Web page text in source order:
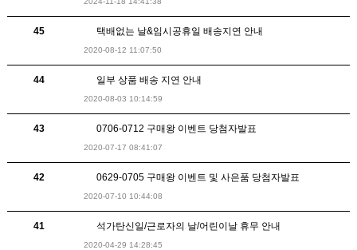
45 택배없는 날&임시공휴일 배송지연 안내
2020-08-12 11:07:50
44 일부 상품 배송 지연 안내
2020-08-03 10:14:59
43 0706-0712 구매왕 이벤트 당첨자발표
2020-07-17 08:41:07
42 0629-0705 구매왕 이벤트 및 사은품 당첨자발표
2020-07-10 10:44:08
41 석가탄신일/근로자의 날/어린이날 휴무 안내
2020-04-29 14:28:45